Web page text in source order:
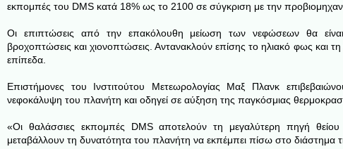
εκπομπές του DMS κατά 18% ως το 2100 σε σύγκριση με την
Οι επιπτώσεις από την επακόλουθη μείωση των νεφώσεων θα
βροχοπτώσεις και χιονοπτώσεις. Αντανακλούν επίσης το ηλιακό φως και
επίπεδα.
Επιστήμονες του Ινστιτούτου Μετεωρολογίας Μαξ Πλανκ
νεφοκάλυψη του πλανήτη και οδηγεί σε αύξηση της παγκόσμιας
«Οι θαλάσσιες εκπομπές DMS αποτελούν τη μεγαλύτερη πηγή
μεταβάλλουν τη δυνατότητα του πλανήτη να εκπέμπει πίσω στο διάστημα